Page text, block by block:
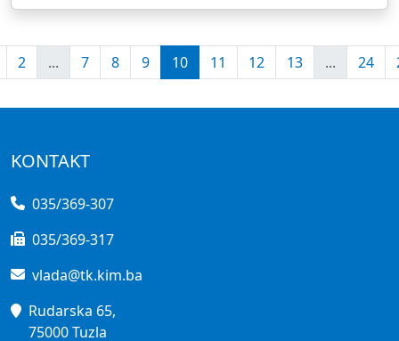
2 ... 7 8 9 10 11 12 13 ... 24
KONTAKT
035/369-307
035/369-317
vlada@tk.kim.ba
Rudarska 65,
75000 Tuzla